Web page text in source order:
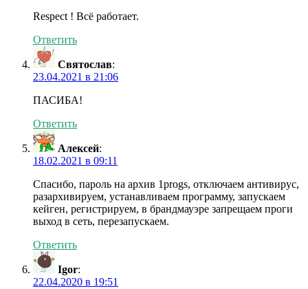
Respect ! Всё работает.
Ответить
Святослав:
23.04.2021 в 21:06
ПАСИБА!
Ответить
Алексей:
18.02.2021 в 09:11
Спасибо, пароль на архив 1progs, отключаем антивирус,
разархивируем, устанавливаем программу, запускаем
кейген, регистрируем, в брандмауэре запрещаем проги
выход в сеть, перезапускаем.
Ответить
Igor:
22.04.2020 в 19:51